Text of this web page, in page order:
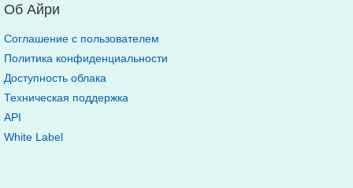
Об Айри
Соглашение с пользователем
Политика конфиденциальности
Доступность облака
Техническая поддержка
API
White Label